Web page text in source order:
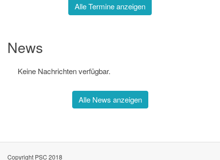
Alle Termine anzeigen
News
Keine Nachrichten verfügbar.
Alle News anzeigen
Copyright PSC 2018